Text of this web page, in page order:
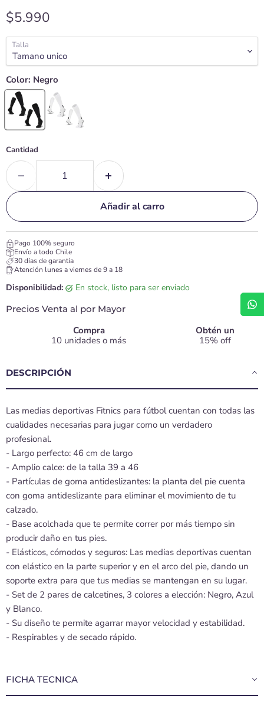
Precio actual
$5.990
Talla
Color: Negro
Cantidad
Añadir al carro
Pago 100% seguro
Envío a todo Chile
30 días de garantía
Atención lunes a viernes de 9 a 18
Disponibilidad:
en stock, listo para ser enviado
Precios Venta al por Mayor
Compra
Obtén un
10 unidades o más
15% off
DESCRIPCIÓN
Las medias deportivas Fitnics para fútbol cuentan con todas las
cualidades necesarias para jugar como un verdadero
profesional.
- Largo perfecto: 46 cm de largo
- Amplio calce: de la talla 39 a 46
- Partículas de goma antideslizantes: la planta del pie cuenta
con goma antideslizante para eliminar el movimiento de tu
calzado.
- Base acolchada que te permite correr por más tiempo sin
producir daño en tus pies.
- Elásticos, cómodos y seguros: Las medias deportivas cuentan
con elástico en la parte superior y en el arco del pie, dando un
soporte extra para que tus medias se mantengan en su lugar.
- Set de 2 pares de calcetines, 3 colores a elección: Negro, Azul
y Blanco.
- Su diseño te permite agarrar mayor velocidad y estabilidad.
- Respirables y de secado rápido.
FICHA TECNICA